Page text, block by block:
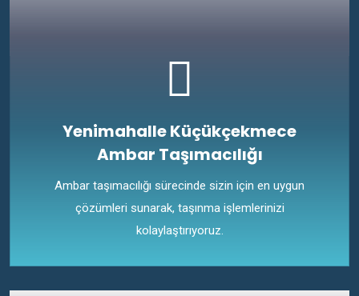
Yenimahalle Küçükçekmece
Ambar Taşımacılığı
Ambar taşımacılığı sürecinde sizin için en uygun
çözümleri sunarak, taşınma işlemlerinizi
kolaylaştırıyoruz.